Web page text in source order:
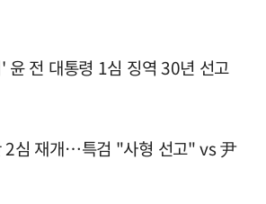
윤 전 대통령 1심 징역 30년 선고
2심 재개…특검 "사형 선고" vs 尹